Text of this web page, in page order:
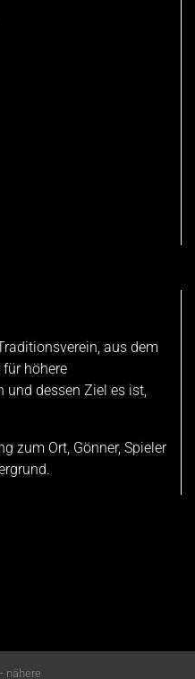
aus dem
höhere
und dessen Ziel es ist,
zum Ort, Gönner, Spieler
nähere